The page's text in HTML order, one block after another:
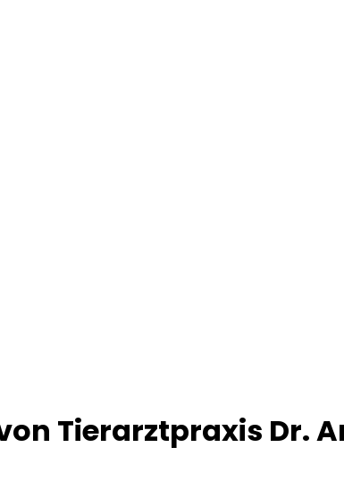
Tierarztpraxis Dr.